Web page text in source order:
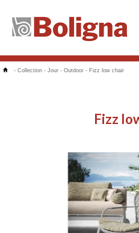
- Collection - Jour - Outdoor - Fizz low chair
Fizz